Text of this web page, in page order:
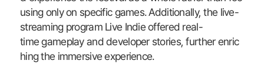
using only on specific games. Additionally, the live-
streaming program Live Indie offered real-
time gameplay and developer stories, further enric
hing the immersive experience.